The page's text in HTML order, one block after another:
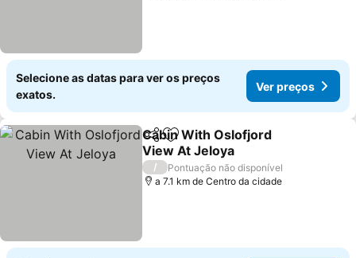
Selecione as datas para ver os preços
exatos.
Ver preços
PartilharAdicionar aos favoritos
Cabin With Oslofjord
View At Jeloya
Ver preços
/
Pontuação não disponível
a 7.1 km de Centro da cidade